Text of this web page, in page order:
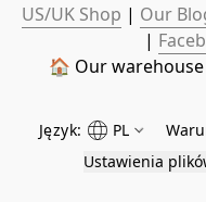
US/UK Shop | Our
|
🏠 Our
Język: PL
Ustawienia